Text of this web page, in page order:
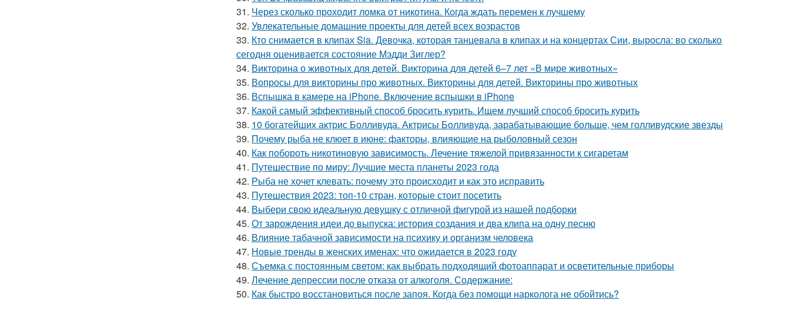
31. Через сколько проходит ломка от никотина. Когда ждать перемен к лучшему
32. Увлекательные домашние проекты для детей всех возрастов
33. Кто снимается в клипах Sia. Девочка, которая танцевала в клипах и на концертах Сии, выросла: во сколько
сегодня оценивается состояние Мэдди Зиглер?
34. Викторина о животных для детей. Викторина для детей 6–7 лет «В мире животных»
35. Вопросы для викторины про животных. Викторины для детей. Викторины про животных
36. Вспышка в камере на iPhone. Включение вспышки в iPhone
37. Какой самый эффективный способ бросить курить. Ищем лучший способ бросить курить
38. 10 богатейших актрис Болливуда. Актрисы Болливуда, зарабатывающие больше, чем голливудские звезды
39. Почему рыба не клюет в июне: факторы, влияющие на рыболовный сезон
40. Как побороть никотиновую зависимость. Лечение тяжелой привязанности к сигаретам
41. Путешествие по миру: Лучшие места планеты 2023 года
42. Рыба не хочет клевать: почему это происходит и как это исправить
43. Путешествия 2023: топ-10 стран, которые стоит посетить
44. Выбери свою идеальную девушку с отличной фигурой из нашей подборки
45. От зарождения идеи до выпуска: история создания и два клипа на одну песню
46. Влияние табачной зависимости на психику и организм человека
47. Новые тренды в женских именах: что ожидается в 2023 году
48. Съемка с постоянным светом: как выбрать подходящий фотоаппарат и осветительные приборы
49. Лечение депрессии после отказа от алкоголя. Содержание:
50. Как быстро восстановиться после запоя. Когда без помощи нарколога не обойтись?